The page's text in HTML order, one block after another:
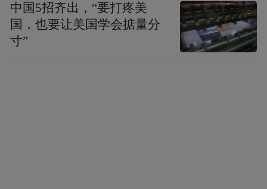
中国5招齐出，“要打疼美
国，也要让美国学会掂量分
寸”